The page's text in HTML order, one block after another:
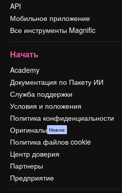
API
Мобильное приложение
Все инструменты Magnific
Начать
Academy
Документация по Пакету ИИ
Служба поддержки
Условия и положения
Политика конфиденциальности
Оригиналы Новое
Политика файлов cookie
Центр доверия
Партнеры
Предприятие